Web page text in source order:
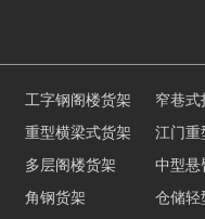
重型横梁式货架
江门重
多层阁楼货架
中型悬
角钢货架
仓储轻
移动式货架 横梁式